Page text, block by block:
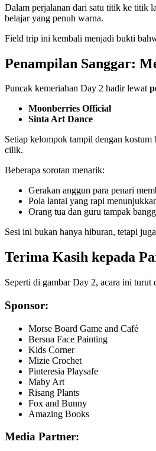
Dalam perjalanan dari satu titik ke titik
belajar yang penuh warna.
Field trip ini kembali menjadi bukti
Penampilan Sanggar:
Puncak kemeriahan Day 2 hadir lewat
Moonberries Official
Sinta Art Dance
Setiap kelompok tampil dengan
cilik.
Beberapa sorotan menarik:
Gerakan anggun para penari
Pola lantai yang rapi
Orang tua dan guru tampak
Sesi ini bukan hanya hiburan, tetapi
Terima Kasih kepada
Seperti di gambar Day 2, acara ini
Sponsor:
Morse Board Game and Café
Bersua Face Painting
Kids Corner
Mizie Crochet
Pinteresia Playsafe
Maby Art
Risang Plants
Fox and Bunny
Amazing Books
Media Partner: